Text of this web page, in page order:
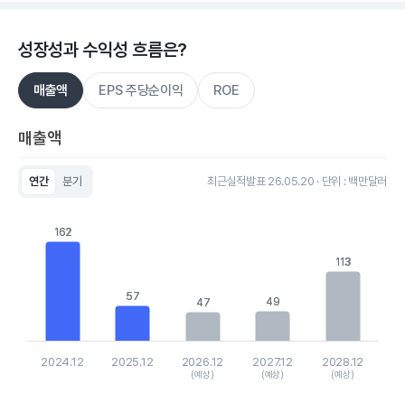
성장성과 수익성 흐름은?
매출액 EPS 주당순이익 ROE
매출액
연간 분기 최근실적발표 26.05.20 · 단위 : 백만달러
View as data table, Chart
The chart has 1 Y axis displaying values. Data ranges from
162
162
57
57 47
47 49
49
113
113
2024.12 2025.12 2026.12
(예상)
2027.12
(예상)
2028.12
(예상)